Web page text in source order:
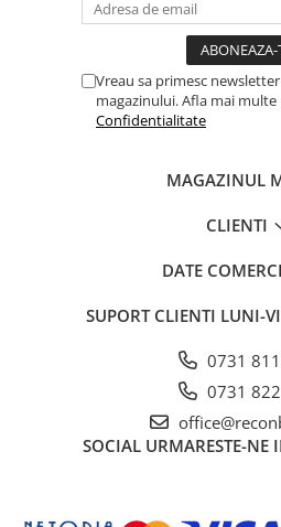
Vreau sa primesc
magazinului. Afla mai multe
Confidentialitate
MAGAZINUL
CLIENTI
DATE
SUPORT CLIENTI LUNI-
0731
0731
SOCIAL URMARESTE-NE